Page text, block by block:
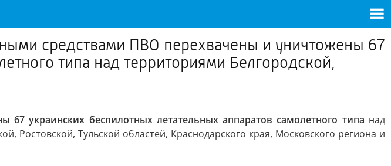
средствами ПВО перехвачены и уничтожены 67
типа над территориями Белгородской,
67 украинских беспилотных летательных аппаратов самолетного типа над
Ростовской, Тульской областей, Краснодарского края, Московского региона и